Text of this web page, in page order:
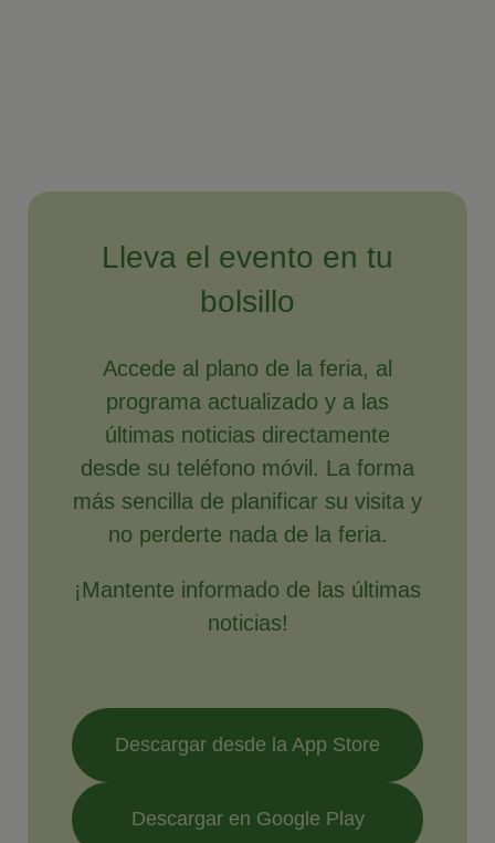
Lleva el evento en tu
bolsillo
Accede al plano de la feria, al
programa actualizado y a las
últimas noticias directamente
desde su teléfono móvil. La forma
más sencilla de planificar su visita y
no perderte nada de la feria.
¡Mantente informado de las últimas
noticias!
Descargar desde la App Store
Descargar en Google Play